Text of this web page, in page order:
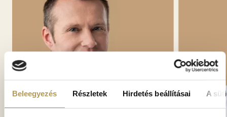
Beleegyezés Részletek Hirdetés beállításai A